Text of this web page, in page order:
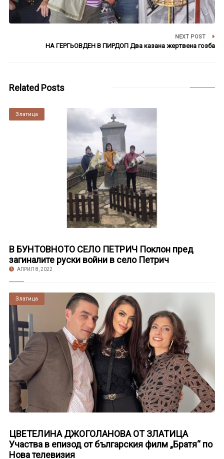
NEXT POST
НА ГЕРГЬОВДЕН В ПИРДОП Два казана жертвена гозба
Related Posts
Златица
В БУНТОВНОТО СЕЛО ПЕТРИЧ Поклон пред
загиналите руски войни в село Петрич
АПРИЛ 8, 2022
Златица
ЦВЕТЕЛИНА ДЖОГОЛАНОВА ОТ ЗЛАТИЦА
Участва в епизод от българския филм „Братя“ по
Нова телевизия